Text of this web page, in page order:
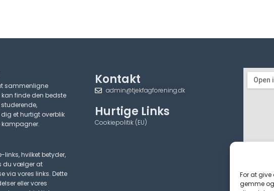
For at
gemme
sammenligne
finde den bedste
et hurtigt overblik
kampagner.​
hvilket betyder,
du vælger at
via vores links. Dette
eller vores
Kontakt
admin@tjekfagforening.dk
Hurtige Links
Cookiepolitik (EU)